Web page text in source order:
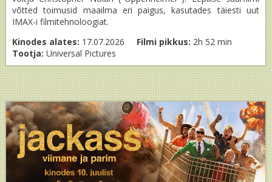
võtted toimusid maailma eri paigus, kasutades täiesti uut
IMAX-i filmitehnoloogiat.
Kinodes alates: 17.07.2026 Filmi pikkus: 2h 52 min
Tootja: Universal Pictures